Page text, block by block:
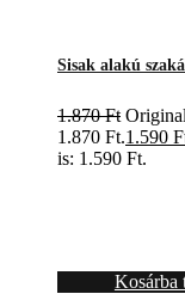
Sisak alakú
1.870Ft
1.870 Ft.1.590
is: 1.590 Ft.
Kosárba